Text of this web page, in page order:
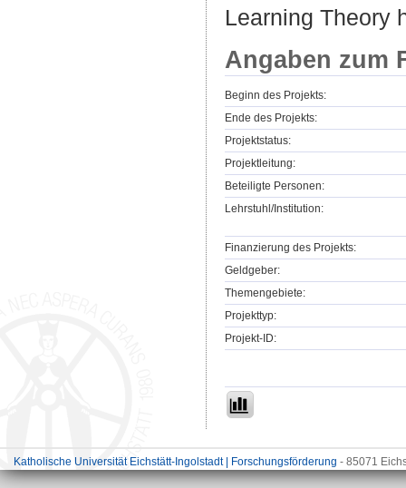
Learning Theory
Angaben zum
Beginn des Projekts:
Ende des Projekts:
Projektstatus:
Projektleitung:
Beteiligte Personen:
Lehrstuhl/Institution:
Finanzierung des Projekts:
Geldgeber:
Themengebiete:
Projekttyp:
Projekt-ID:
Katholische Universität Eichstätt-Ingolstadt | Forschungsförderung - 85071